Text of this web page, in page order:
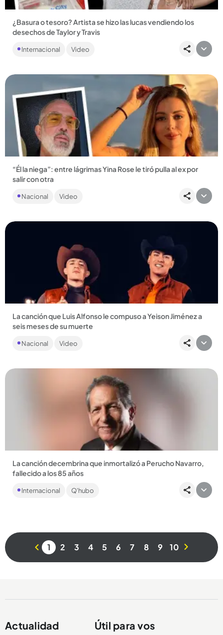
¿Basura o tesoro? Artista se hizo las lucas vendiendo los
desechos de Taylor y Travis
Justin Gignac recogió basura del matrimonio de Taylor Swift y
Travis Kelce y la vendió en menos de 24 horas....
Internacional Video
Compartir Noticia
“Él la niega”: entre lágrimas Yina Rose le tiró pulla al ex por
salir con otra
“Lo más increíble es que él la niega siempre, a mis hijas y a mí
siempre nos la niega”, dijo Yina Rose y la polémica salpica...
Nacional Video
Compartir Noticia
La canción que Luis Alfonso le compuso a Yeison Jiménez a
seis meses de su muerte
Luis Alfonso le presentó la canción a Lina Jiménez, hermana
del fallecido cantante, quien se conmovió al escucharla....
Nacional Video
Compartir Noticia
La canción decembrina que inmortalizó a Perucho Navarro,
fallecido a los 85 años
La leyenda de la música tropical murió en España y se había
despedido de los escenarios en una Feria de las Flores....
Internacional Q'hubo
1 2 3 4 5 6 7 8 9 10
Actualidad Útil para vos